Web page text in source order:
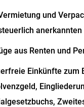
und
anerkannten
aus Renten und
Einkünfte zum